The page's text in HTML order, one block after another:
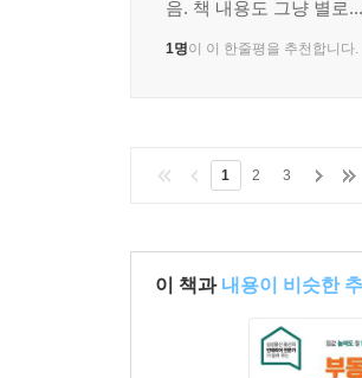
음. 책 내용도 그냥 별로...
1명이 이 한줄평을 추천합니다.
1 2 3
이 책과 내용이 비슷한